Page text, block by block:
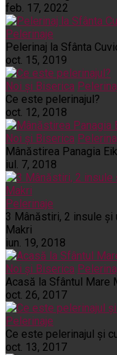
feb. 17, 2022
Pelerinaje
Pelerinaj la Sfânta
oct. 15, 2019
Noi și Biserica
Ce este pelerinajul?
oct. 12, 2018
Noi și Biserica
Mânăstirea Panagia
iul. 7, 2018
Pelerinaje
3 Mânăstiri, 2 insule și
Makri
iun. 19, 2018
Noi și Biserica
Acasă la Sfântul Mare
oct. 26, 2017
Pelerinaje
Ce este pelerinajul şi
oct. 13, 2017